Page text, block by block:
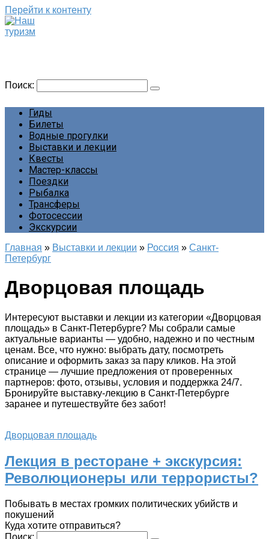
Перейти к контенту
Поиск:
Гиды
Билеты
Водные прогулки
Выставки и лекции
Квесты
Мастер-классы
Поездки
Рыбалка
Трансферы
Фотосессии
Экскурсии
Главная » Выставки и лекции » Россия » Санкт-
Петербург
Дворцовая площадь
Интересуют выставки и лекции из категории «Дворцовая
площадь» в Санкт-Петербурге? Мы собрали самые
актуальные варианты — удобно, надежно и по честным
ценам. Все, что нужно: выбрать дату, посмотреть
описание и оформить заказ за пару кликов. На этой
странице — лучшие предложения от проверенных
партнеров: фото, отзывы, условия и поддержка 24/7.
Бронируйте выставку-лекцию в Санкт-Петербурге
заранее и путешествуйте без забот!
Дворцовая площадь
Лекция в ресторане + экскурсия:
Революционеры или террористы?
Побывать в местах громких политических убийств и
покушений
Куда хотите отправиться?
Поиск: